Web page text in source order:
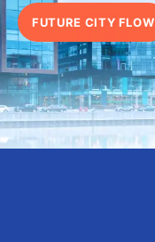
FUTURE CITY FLOW